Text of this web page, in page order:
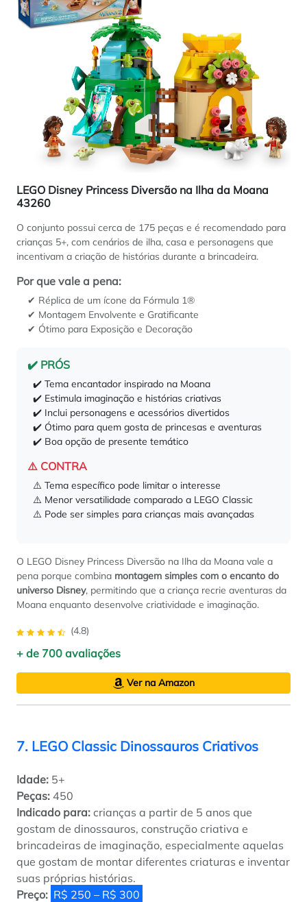
LEGO Disney Princess Diversão na Ilha da Moana
43260
O conjunto possui cerca de 175 peças e é recomendado para
crianças 5+, com cenários de ilha, casa e personagens que
incentivam a criação de histórias durante a brincadeira.
Por que vale a pena:
✔ Réplica de um ícone da Fórmula 1®
✔ Montagem Envolvente e Gratificante
✔ Ótimo para Exposição e Decoração
✔️ PRÓS
✔️ Tema encantador inspirado na Moana
✔️ Estimula imaginação e histórias criativas
✔️ Inclui personagens e acessórios divertidos
✔️ Ótimo para quem gosta de princesas e aventuras
✔️ Boa opção de presente temático
⚠️ CONTRA
⚠️ Tema específico pode limitar o interesse
⚠️ Menor versatilidade comparado a LEGO Classic
⚠️ Pode ser simples para crianças mais avançadas
O LEGO Disney Princess Diversão na Ilha da Moana vale a
pena porque combina montagem simples com o encanto do
universo Disney, permitindo que a criança recrie aventuras da
Moana enquanto desenvolve criatividade e imaginação.
(4.8)
+ de 700 avaliações
Ver na Amazon
7. LEGO Classic Dinossauros Criativos
Idade: 5+
Peças: 450
Indicado para: crianças a partir de 5 anos que
gostam de dinossauros, construção criativa e
brincadeiras de imaginação, especialmente aquelas
que gostam de montar diferentes criaturas e inventar
suas próprias histórias.
Preço: R$ 250 – R$ 300